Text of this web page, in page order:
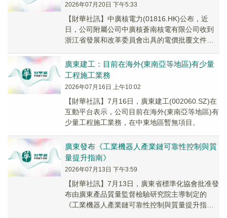
2026年07月20日 下午5:33
【財華社訊】中廣核電力(01816.HK)公布，近
日，公司附屬公司中廣核蒼南核電有限公司收到
浙江省發展和改革委員會出具的電價批覆文件。
網...
廣東建工：目前在海外(東南亞等地區)有少量
工程施工業務
2026年07月16日 上午10:02
【財華社訊】7月16日，廣東建工(002060.SZ)在
互動平台表示，公司目前在海外(東南亞等地區)有
少量工程施工業務，在中東地區暫無項目。
廣東發布《工業機器人產業鏈可靠性控制與質
量提升指南》
2026年07月13日 下午3:59
【財華社訊】7月13日，廣東省標準化協會批准發
布由廣東產品質量監督檢驗研究院主導制定的
《工業機器人產業鏈可靠性控制與質量提升指